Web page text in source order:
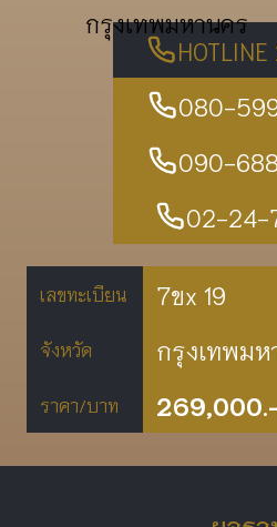
กรุงเทพมหานคร
HOTLINE
080-
090-
02-24-
เลขทะเบียน 7ขx 19
จังหวัด กรุงเทพม
ราคา/บาท